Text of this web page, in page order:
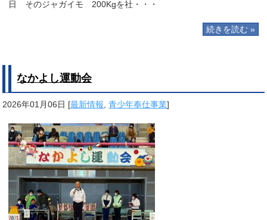
日 そのジャガイモ 200Kgを社・・・
続きを読む »
なかよし運動会
2026年01月06日 [最新情報,青少年奉仕事業]